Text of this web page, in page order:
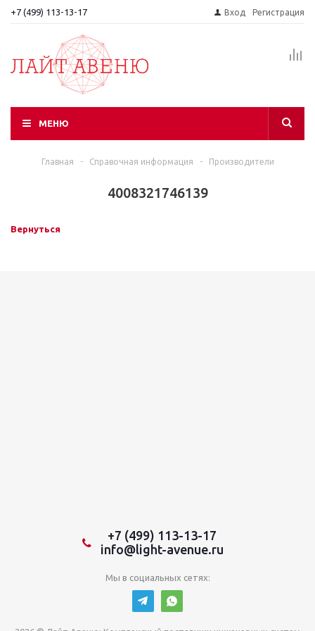
+7 (499) 113-13-17 Вход Регистрация
МЕНЮ
Главная - Справочная информация - Производители
4008321746139
Вернуться
+7 (499) 113-13-17
info@light-avenue.ru
Мы в социальных сетях: